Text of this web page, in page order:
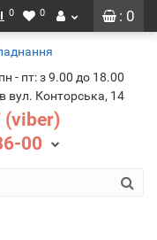
: 0
0 0
пн - пт: з 9.00 до 18.00
вул. Конторська, 14
(viber)
00